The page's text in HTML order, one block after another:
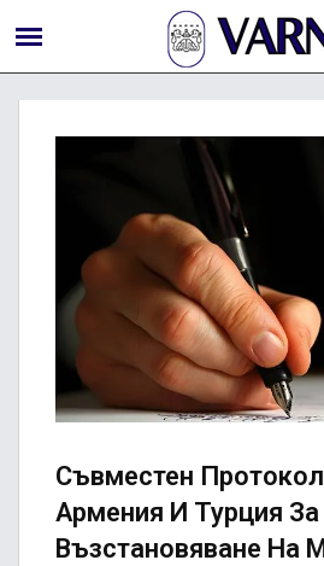
Съвместен
Армения И Турция За
Възстановяване На